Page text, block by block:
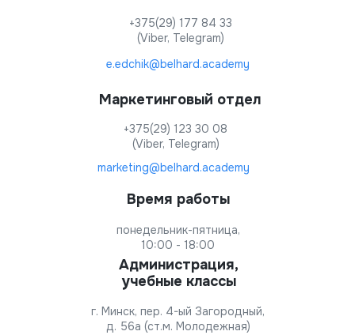
понедельник-пятница,
10:00 - 18:00
Время работы
Администрация,
учебные классы
г. Минск, пер. 4-ый Загородный,
д. 56а (ст.м. Молодежная)
e.edchik@belhard.academy
marketing@belhard.academy
+375(29) 177 84 33
(Viber, Telegram)
+375(29) 123 30 08
(Viber, Telegram)
Маркетинговый отдел